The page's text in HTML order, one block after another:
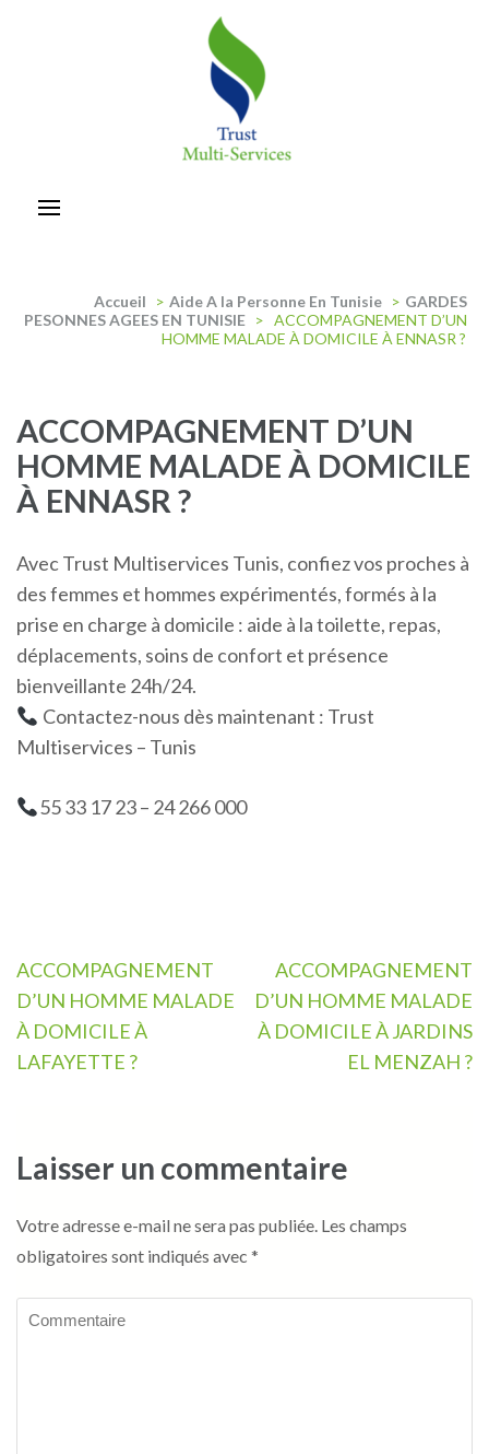
Accueil > Aide A la Personne En Tunisie > GARDES
PESONNES AGEES EN TUNISIE > ACCOMPAGNEMENT D’UN
HOMME MALADE À DOMICILE À ENNASR ?
ACCOMPAGNEMENT D’UN
HOMME MALADE À DOMICILE
À ENNASR ?
Avec Trust Multiservices Tunis, confiez vos proches à
des femmes et hommes expérimentés, formés à la
prise en charge à domicile : aide à la toilette, repas,
déplacements, soins de confort et présence
bienveillante 24h/24.
Contactez-nous dès maintenant : Trust
Multiservices – Tunis
55 33 17 23 – 24 266 000
Navigation
de
l’article
ACCOMPAGNEMENT
D’UN HOMME MALADE
À DOMICILE À
LAFAYETTE ?
ACCOMPAGNEMENT
D’UN HOMME MALADE
À DOMICILE À JARDINS
EL MENZAH ?
Laisser un commentaire
Votre adresse e-mail ne sera pas publiée. Les champs
obligatoires sont indiqués avec *
Commentaire